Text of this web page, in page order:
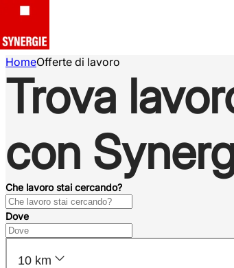
HomeOfferte di lavoro
Trova
con
Che lavoro stai cercando?
Dove
10 km